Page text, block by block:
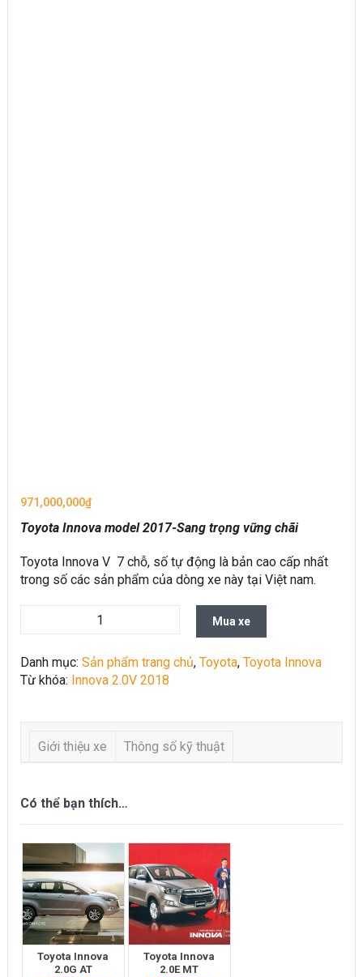
971,000,000₫
Toyota Innova model 2017-Sang trọng vững chãi
Toyota Innova V 7 chỗ, số tự động là bản cao cấp nhất
trong số các sản phẩm của dòng xe này tại Việt nam.
Mua xe
Danh mục: Sản phẩm trang chủ, Toyota, Toyota Innova
Từ khóa: Innova 2.0V 2018
Giới thiệu xe Thông số kỹ thuật
Có thể bạn thích…
Toyota Innova
2.0G AT
Toyota Innova
2.0E MT